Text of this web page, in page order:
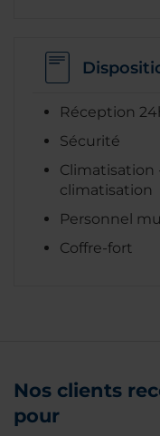
Réception
Sécurité
Climatisation
climatisation
Personnel
Coffre-fort
Nos clients
pour